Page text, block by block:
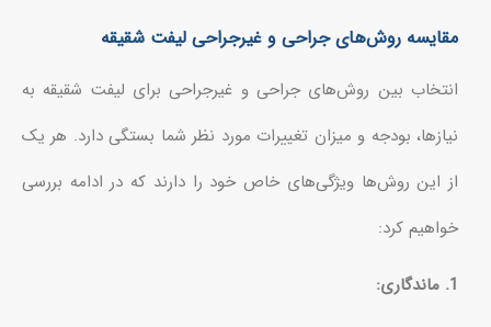
مقایسه روش‌های جراحی و غیرجراحی لیفت شقیقه
انتخاب بین روش‌های جراحی و غیرجراحی برای لیفت شقیقه به
نیازها، بودجه و میزان تغییرات مورد نظر شما بستگی دارد. هر یک
از این روش‌ها ویژگی‌های خاص خود را دارند که در ادامه بررسی
خواهیم کرد:
1. ماندگاری: